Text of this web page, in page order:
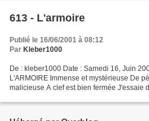
613 - L'armoire
Publié le 16/06/2001 à 08:12
Par Kleber1000
De : kleber1000 Date : Samedi 16, Juin
L'ARMOIRE Immense et mystérieuse De
malicieuse A clef est bien fermée J'essaie